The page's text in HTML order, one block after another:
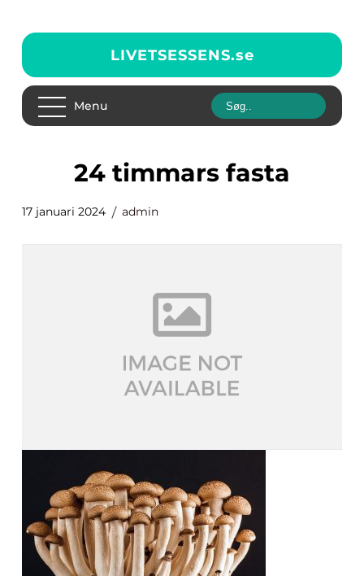
LIVETSESSENS.se
Menu
24 timmars fasta
17 januari 2024 admin